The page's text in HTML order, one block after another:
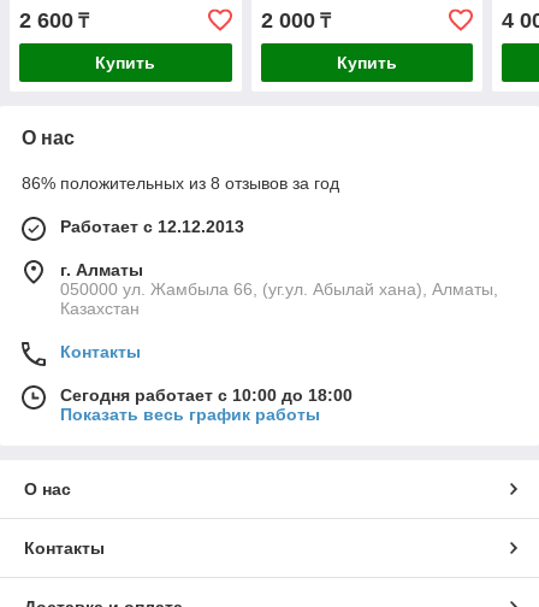
2 600 ₸
Купить
2 000₸
Купить
4
О нас
86% положительных из 8 отзывов за год
Работает с 12.12.2013
г. Алматы
050000 ул. Жамбыла 66, (уг.ул. Абылай хана), Алматы,
Казахстан
Контакты
Сегодня работает с 10:00 до 18:00
Показать весь график работы
О нас
Контакты